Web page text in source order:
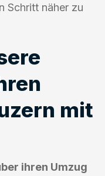
Schritt näher zu
mit
ihren Umzug